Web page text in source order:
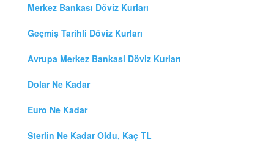
Merkez Bankası Döviz Kurları
Geçmiş Tarihli Döviz Kurları
Avrupa Merkez Bankasi Döviz Kurları
Dolar Ne Kadar
Euro Ne Kadar
Sterlin Ne Kadar Oldu, Kaç TL